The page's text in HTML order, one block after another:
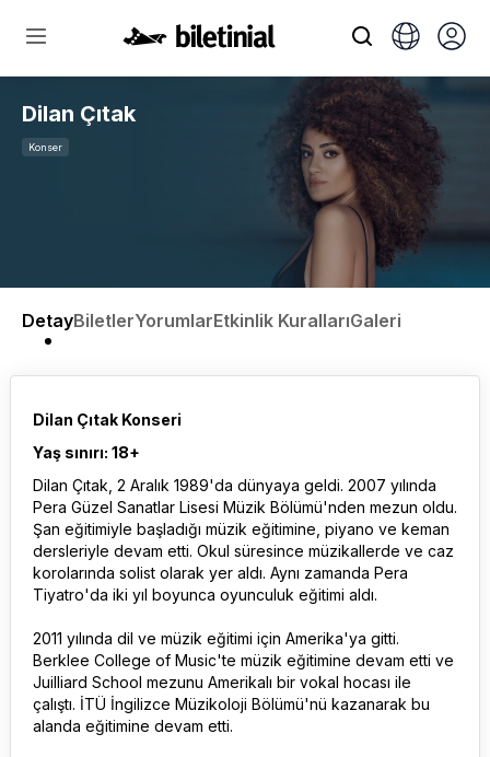
Dilan Çıtak
Konser
DetayBiletlerYorumlarEtkinlik KurallarıGaleri
Dilan Çıtak Konseri
Yaş sınırı: 18+
Dilan Çıtak, 2 Aralık 1989'da dünyaya geldi. 2007 yılında
Pera Güzel Sanatlar Lisesi Müzik Bölümü'nden mezun oldu.
Şan eğitimiyle başladığı müzik eğitimine, piyano ve keman
dersleriyle devam etti. Okul süresince müzikallerde ve caz
korolarında solist olarak yer aldı. Aynı zamanda Pera
Tiyatro'da iki yıl boyunca oyunculuk eğitimi aldı.
2011 yılında dil ve müzik eğitimi için Amerika'ya gitti.
Berklee College of Music'te müzik eğitimine devam etti ve
Juilliard School mezunu Amerikalı bir vokal hocası ile
çalıştı. İTÜ İngilizce Müzikoloji Bölümü'nü kazanarak bu
alanda eğitimine devam etti.